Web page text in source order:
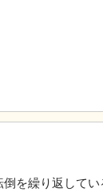
を繰り返して